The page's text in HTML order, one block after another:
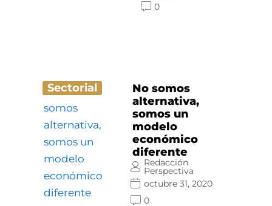
0
Sectorial
No somos
alternativa,
somos un
modelo
económico
diferente
Redacción
Perspectiva
octubre 31, 2020
0